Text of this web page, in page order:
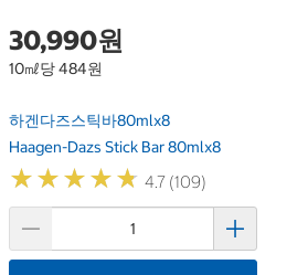
30,990원
10㎖당 484원
하겐다즈스틱바80mlx8
Haagen-Dazs Stick Bar 80mlx8
★★★★★
★★★★★ 4.7 (109)